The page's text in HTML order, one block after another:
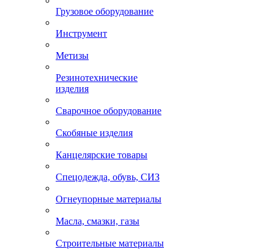
Грузовое оборудование
Инструмент
Метизы
Резинотехнические
изделия
Сварочное оборудование
Скобяные изделия
Канцелярские товары
Спецодежда, обувь, СИЗ
Огнеупорные материалы
Масла, смазки, газы
Строительные материалы